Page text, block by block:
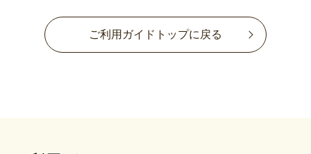
ご利用ガイドトップに戻る